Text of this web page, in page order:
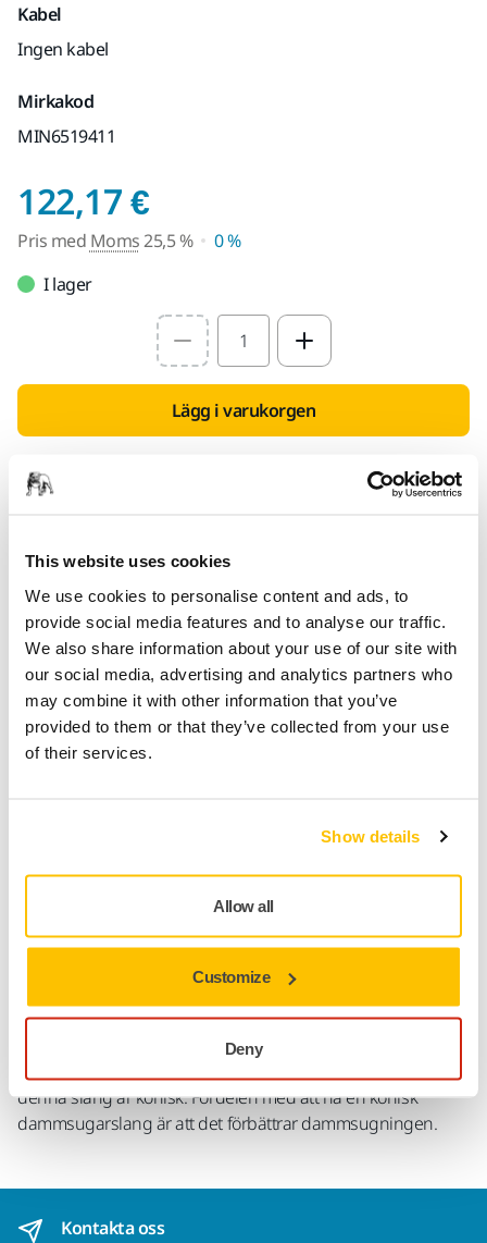
This website uses cookies
We use cookies to personalise content and ads, to
provide social media features and to analyse our traffic.
We also share information about your use of our site with
our social media, advertising and analytics partners who
may combine it with other information that you’ve
provided to them or that they’ve collected from your use
of their services.
Show details
Allow all
Customize
Deny
Kabel
Ingen kabel
Mirkakod
MIN6519411
122,17 €Pris med Moms 25,5
Pris med Moms25,5 %
0 %
I lager
Select quantity value
Lägg i varukorgen
Hitta en återförsäljare
Leverans inom Finland (exklusive Åland)
Snabb leverans
Fri frakt över 49.90€ inkl.moms
Säker kortbetalning
Uppföljning av försändelse
Gör en retur enkelt på www.mirka.com/sv-
Produktinformation
Nedladdningar
Utsugsslang med tillhörande adapter. Flexibel slang som
ansluter slipmaskinen med dammsugaren. Observera att
denna slang är konisk. Fördelen med att ha en konisk
dammsugarslang är att det förbättrar dammsugningen.
Kontakta oss